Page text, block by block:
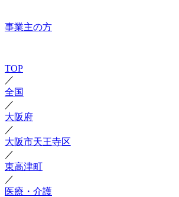
事業主の方
TOP
／
全国
／
大阪府
／
大阪市天王寺区
／
東高津町
／
医療・介護